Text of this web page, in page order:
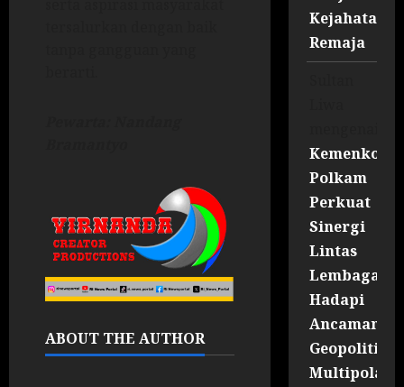
ABOUT THE AUTHOR
Kejahatan
Remaja
Kemenko
Polkam
Perkuat
Sinergi
Lintas
Lembaga
Hadapi
Ancaman
Geopolitik
Multipolar